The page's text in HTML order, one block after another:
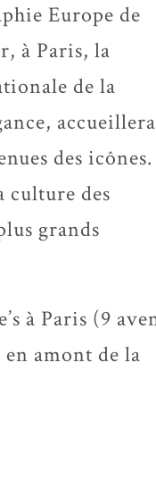
Europe de
à Paris, la
de la
accueillera
des icônes.
culture des
grands
à Paris (9
amont de la